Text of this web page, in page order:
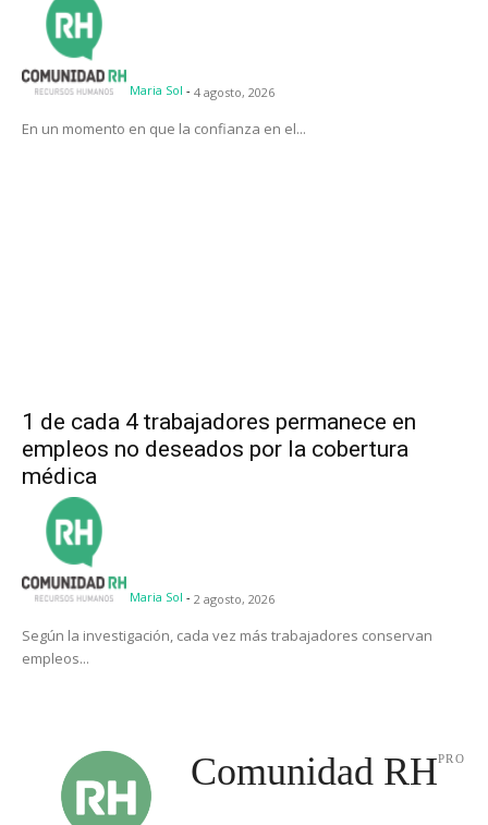
Maria Sol - 4 agosto, 2026
En un momento en que la confianza en el...
1 de cada 4 trabajadores permanece en
empleos no deseados por la cobertura
médica
Maria Sol - 2 agosto, 2026
Según la investigación, cada vez más trabajadores conservan
empleos...
Comunidad RHPRO